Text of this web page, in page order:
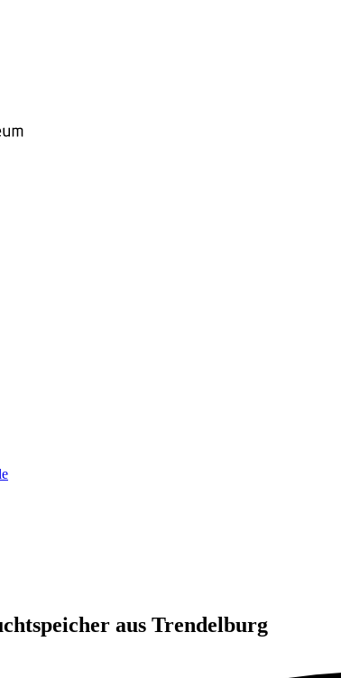
aus Trendelburg